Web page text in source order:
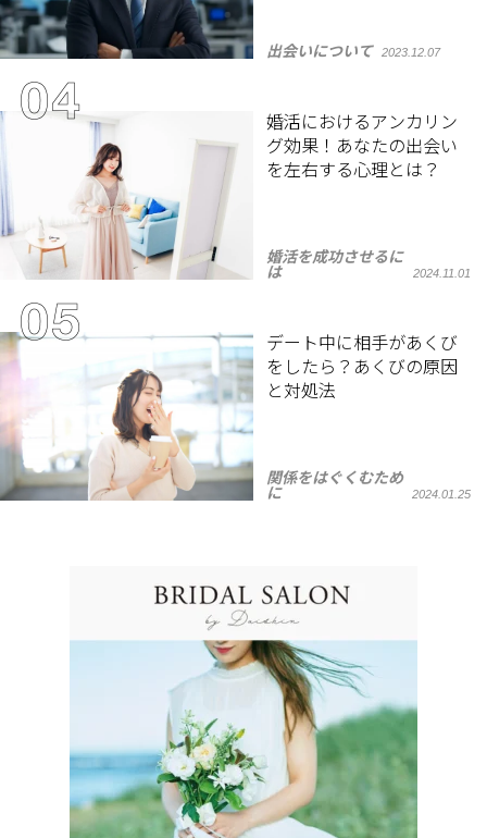
出会いについて 2023.12.07
婚活におけるアンカリン
グ効果！あなたの出会い
を左右する心理とは？
婚活を成功させるに
は
2024.11.01
デート中に相手があくび
をしたら？あくびの原因
と対処法
関係をはぐくむため
に
2024.01.25